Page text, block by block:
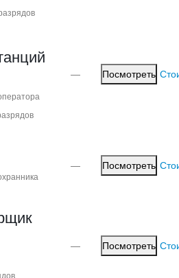
— Посмотреть
— Посмотреть
— Посмотреть